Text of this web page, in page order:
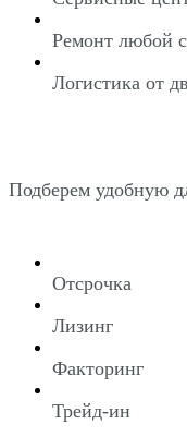
Ремонт любой
Логистика от
Подберем удобную
Отсрочка
Лизинг
Факторинг
Трейд-ин